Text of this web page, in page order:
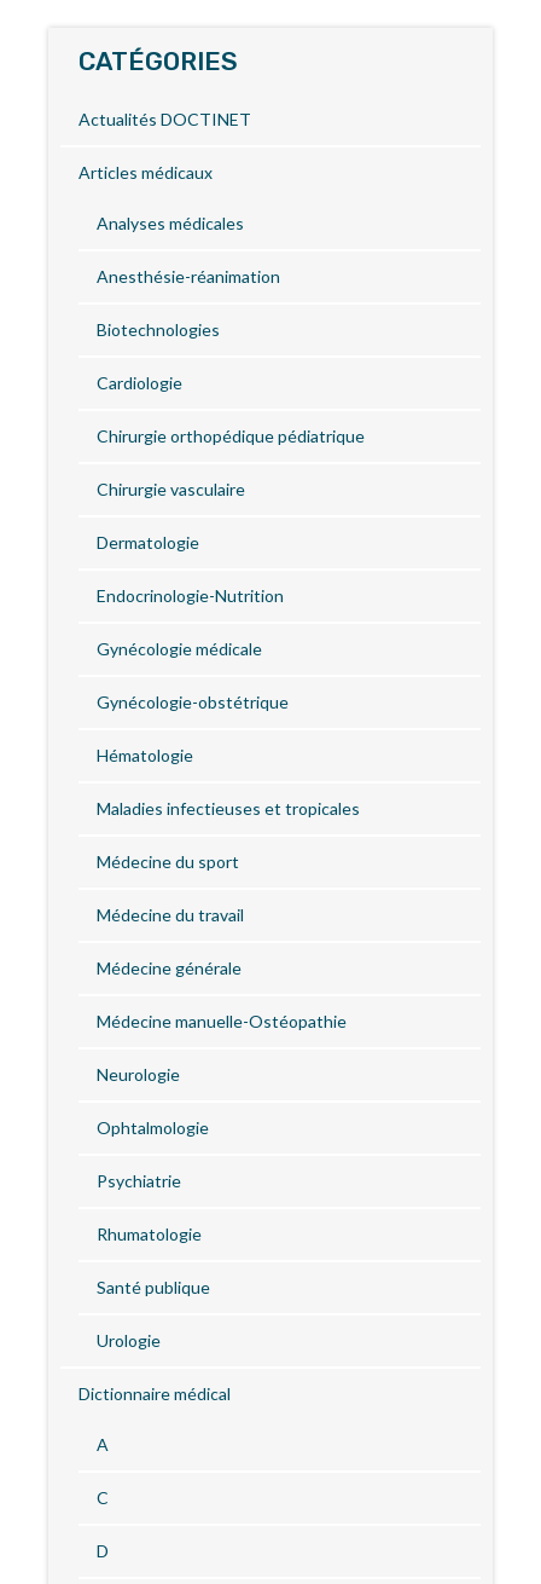
CATÉGORIES
Actualités DOCTINET
Articles médicaux
Analyses médicales
Anesthésie-réanimation
Biotechnologies
Cardiologie
Chirurgie orthopédique pédiatrique
Chirurgie vasculaire
Dermatologie
Endocrinologie-Nutrition
Gynécologie médicale
Gynécologie-obstétrique
Hématologie
Maladies infectieuses et tropicales
Médecine du sport
Médecine du travail
Médecine générale
Médecine manuelle-Ostéopathie
Neurologie
Ophtalmologie
Psychiatrie
Rhumatologie
Santé publique
Urologie
Dictionnaire médical
A
C
D